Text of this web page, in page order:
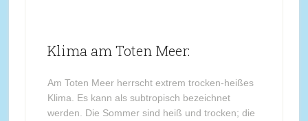
Klima am Toten Meer:
Am Toten Meer herrscht extrem trocken-heißes
Klima. Es kann als subtropisch bezeichnet
werden. Die Sommer sind heiß und trocken; die